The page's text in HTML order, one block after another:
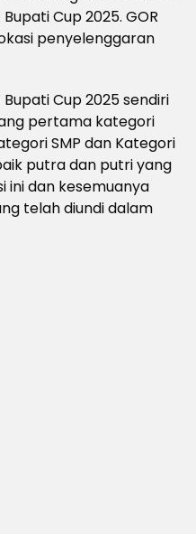
Cup 2025. GOR
penyelenggaran
Cup 2025 sendiri
pertama kategori
SMP dan Kategori
putra dan putri yang
dan kesemuanya
telah diundi dalam